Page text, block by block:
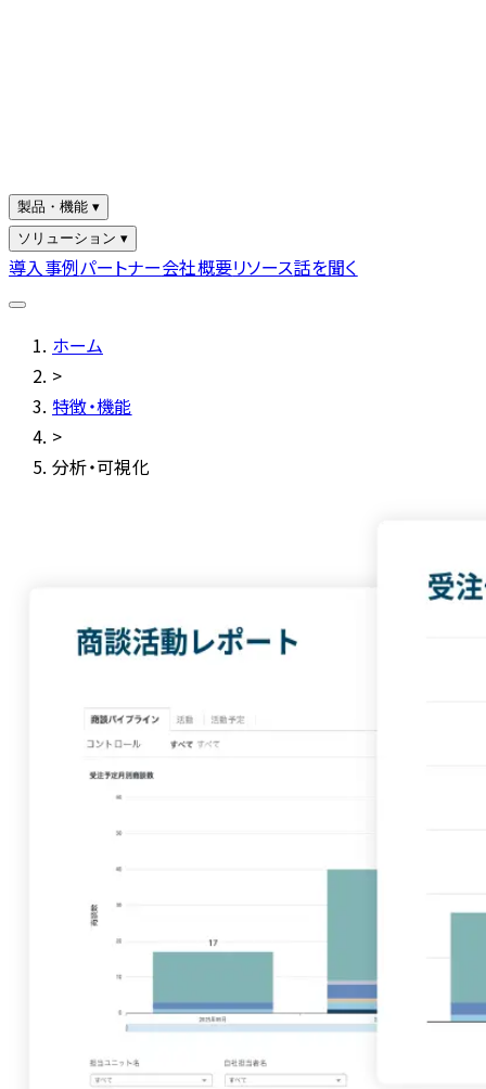
製品・機能 ▾
ソリューション ▾
導入事例パートナー会社概要リソース話を聞く
ホーム
>
特徴・機能
>
分析・可視化